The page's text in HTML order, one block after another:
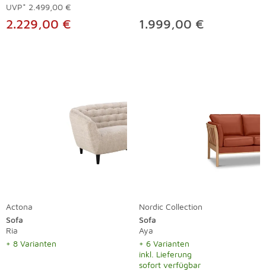
UVP* 2.499,00 €
2.229,00 € 1.999,00 €
Actona
Sofa
Ria
+ 8 Varianten
Nordic Collection
Sofa
Aya
+ 6 Varianten
inkl. Lieferung
sofort verfügbar